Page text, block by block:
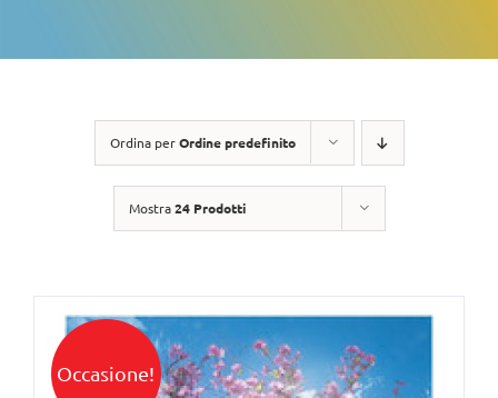
Ordina perOrdine predefinito
Mostra24 Prodotti
Occasione!